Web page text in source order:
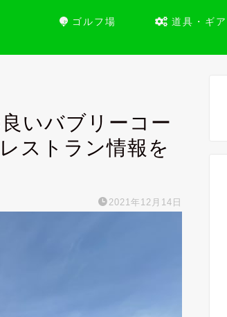
ゴルフ場 道具・ギア
いバブリーコー
ストラン情報を
2021年12月14日